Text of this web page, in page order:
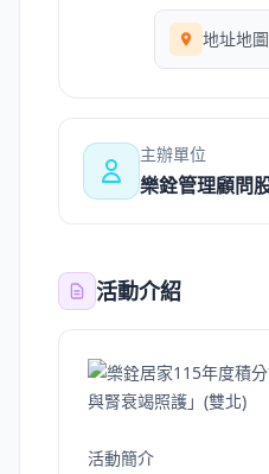
地址地圖
主辦單位
活動介紹
活動簡介